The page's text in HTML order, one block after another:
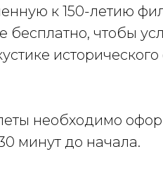
к 150-летию
бесплатно, чтобы
исторического
необходимо
минут до начала.